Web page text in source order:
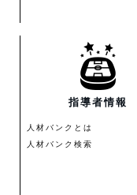
指導者情報
人材バンクとは
人材バンク検索